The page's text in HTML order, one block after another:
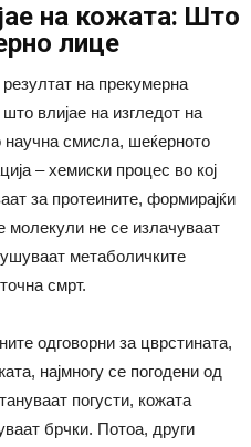
на кожата: Што
лице
на прекумерна
влијае на изгледот на
смисла, шеќерното
– хемиски процес во кој
за протеините, формирајќи
молекули не се излачуваат
метаболичките
смрт.
одговорни за цврстината,
најмногу се погодени од
погусти, кожата
брчки. Потоа, други